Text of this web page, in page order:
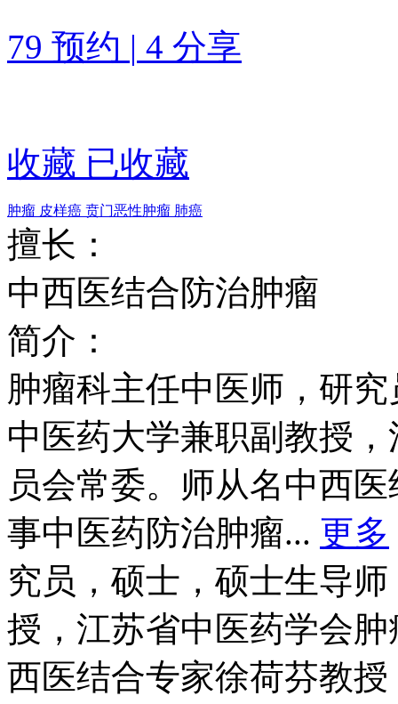
79 预约 | 4 分享
收藏 已收藏
肿瘤 皮样癌 贲门恶性肿瘤 肺癌
擅长：
中西医结合防治肿瘤
简介：
肿瘤科主任中医师，研
中医药大学兼职副教授
员会常委。师从名中西
事中医药防治肿瘤... 更多
究员，硕士，硕士生导
授，江苏省中医药学会
西医结合专家徐荷芬教